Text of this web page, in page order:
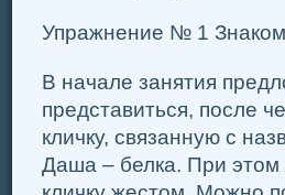
Упражнение № 1
В начале занятия
представиться, после
кличку, связанную с
Даша – белка. При этом